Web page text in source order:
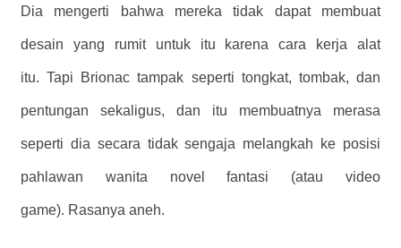
Dia mengerti bahwa mereka tidak dapat membuat
desain yang rumit untuk itu karena cara kerja alat
itu. Tapi Brionac tampak seperti tongkat, tombak, dan
pentungan sekaligus, dan itu membuatnya merasa
seperti dia secara tidak sengaja melangkah ke posisi
pahlawan wanita novel fantasi (atau video
game). Rasanya aneh.